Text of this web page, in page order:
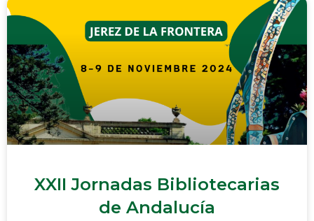
XXII Jornadas Bibliotecarias
de Andalucía